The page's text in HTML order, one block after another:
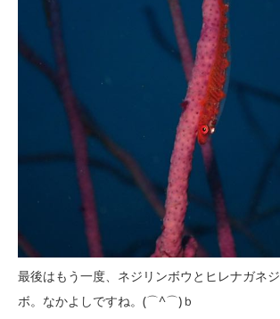
最後はもう一度、ネジリンボウとヒレナガネ
ボ。なかよしですね。(⌒^⌒)ｂ